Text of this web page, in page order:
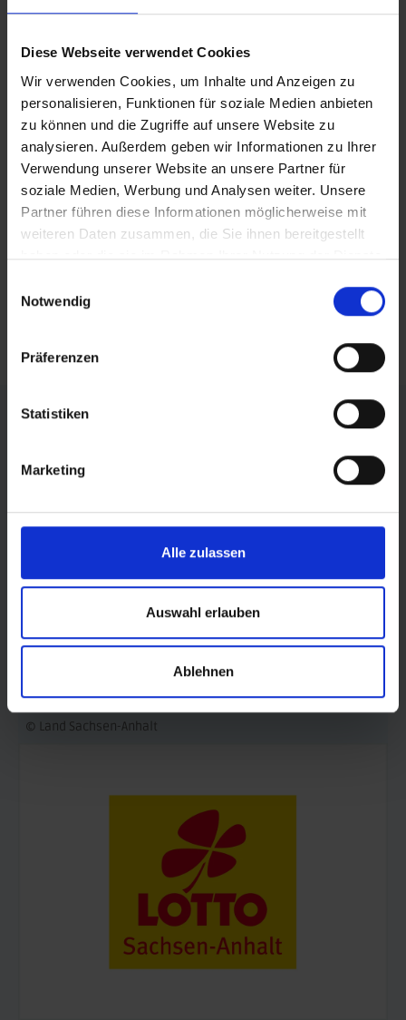
Diese Webseite verwendet Cookies
Wir verwenden Cookies, um Inhalte und Anzeigen zu
personalisieren, Funktionen für soziale Medien anbieten
zu können und die Zugriffe auf unsere Website zu
analysieren. Außerdem geben wir Informationen zu Ihrer
Verwendung unserer Website an unsere Partner für
soziale Medien, Werbung und Analysen weiter. Unsere
Partner führen diese Informationen möglicherweise mit
weiteren Daten zusammen, die Sie ihnen bereitgestellt
haben oder die sie im Rahmen Ihrer Nutzung der Dienste
Notwendig
Präferenzen
Statistiken
Marketing
Alle zulassen
Auswahl erlauben
Ablehnen
BEITRAG DRUCKEN
BEITRAG TEILEN
teilen
posten
FÖRDERER DES SPORTS IN SACHSEN-ANHALT
© Land Sachsen-Anhalt